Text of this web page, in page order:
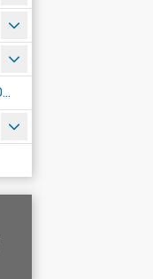
MIĘDZYZAKŁADOWA KASA ZAPOMOGOWO-POŻYCZKOWA